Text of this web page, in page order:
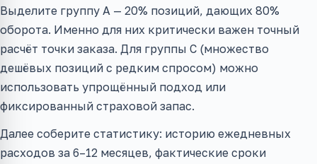
Выделите группу A — 20% позиций, дающих 80%
оборота. Именно для них критически важен точный
расчёт точки заказа. Для группы C (множество
дешёвых позиций с редким спросом) можно
использовать упрощённый подход или
фиксированный страховой запас.
Далее соберите статистику: историю ежедневных
расходов за 6–12 месяцев, фактические сроки